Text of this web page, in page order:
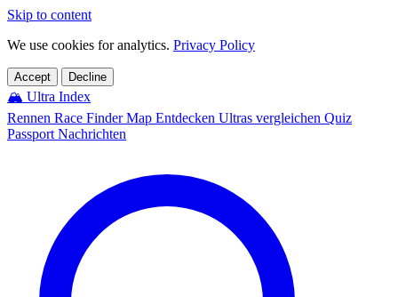
Skip to content
We use cookies for analytics. Privacy Policy
Accept Decline
🏔️ Ultra Index
Rennen Race FinderMap Entdecken Ultras vergleichen Quiz
Passport Nachrichten